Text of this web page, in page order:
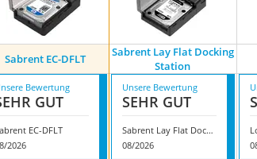
Sabrent ‎EC-DFLT
Sabrent Lay Flat Docking
Station
Bewertung
GUT
‎EC-DFLT
2026
Unsere Bewertung
SEHR GUT
Sabrent Lay Flat Docking Station
08/2026